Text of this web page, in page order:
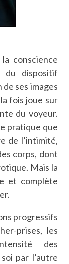
conscience
du dispositif
ses images
fois joue sur
du voyeur.
pratique que
de l’intimité,
corps, dont
Mais la
et complète
progressifs
prises, les
des
par l’autre